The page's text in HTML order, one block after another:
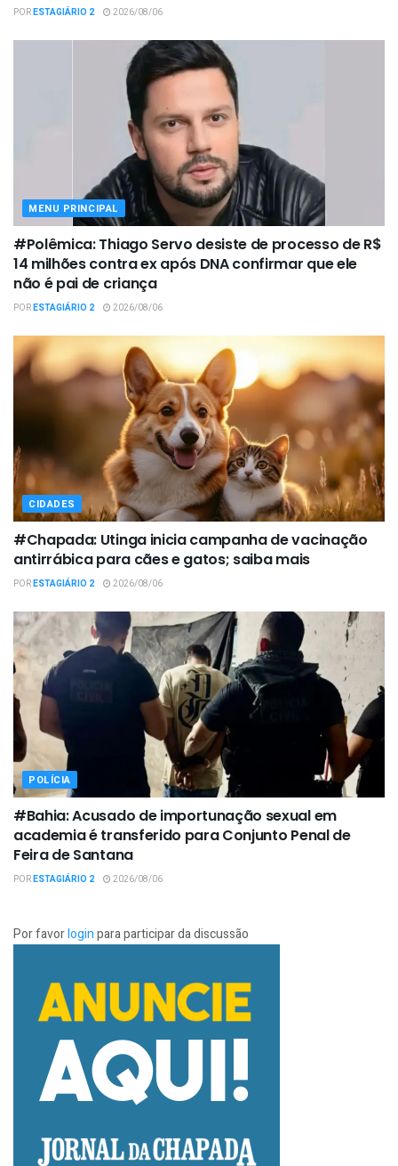
PORESTAGIÁRIO 2 2026/08/06
MENU PRINCIPAL
#Polêmica: Thiago Servo desiste de processo de R$
14 milhões contra ex após DNA confirmar que ele
não é pai de criança
PORESTAGIÁRIO 2 2026/08/06
CIDADES
#Chapada: Utinga inicia campanha de vacinação
antirrábica para cães e gatos; saiba mais
PORESTAGIÁRIO 2 2026/08/06
POLÍCIA
#Bahia: Acusado de importunação sexual em
academia é transferido para Conjunto Penal de
Feira de Santana
PORESTAGIÁRIO 2 2026/08/06
Por favorloginpara participar da discussão